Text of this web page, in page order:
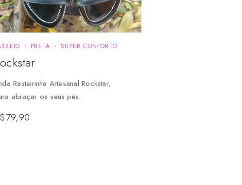
PRETA SUPER CONFORTO
Rasteirinha Artesanal Rockstar,
abraçar os seus pés.
79,90